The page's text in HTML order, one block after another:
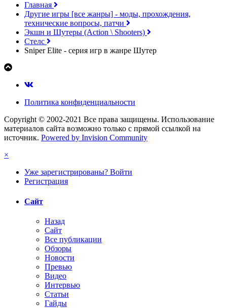
Главная
Другие игры [все жанры] - моды, прохождения,
технические вопросы, патчи
Экшн и Шутеры (Action \ Shooters)
Стелс
Sniper Elite - серия игр в жанре Шутер
Политика конфиденциальности
Copyright © 2002-2021 Все права защищены. Использование
материалов сайта возможно только с прямой ссылкой на
источник. Powered by Invision Community
×
Уже зарегистрированы? Войти
Регистрация
Сайт
Назад
Сайт
Все публикации
Обзоры
Новости
Превью
Видео
Интервью
Статьи
Гайды